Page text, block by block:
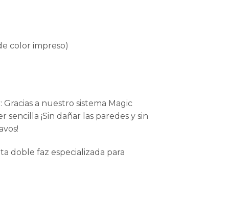
color impreso)
Gracias a nuestro sistema Magic
sencilla ¡Sin dañar las paredes y sin
doble faz especializada para